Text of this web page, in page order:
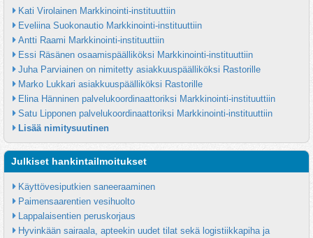
Kati Virolainen Markkinointi-instituuttiin
Eveliina Suokonautio Markkinointi-instituuttiin
Antti Raami Markkinointi-instituuttiin
Essi Räsänen osaamispäälliköksi Markkinointi-instituuttiin
Juha Parviainen on nimitetty asiakkuuspäälliköksi Rastorille
Marko Lukkari asiakkuuspäälliköksi Rastorille
Elina Hänninen palvelukoordinaattoriksi Markkinointi-instituuttiin
Satu Lipponen palvelukoordinaattoriksi Markkinointi-instituuttiin
Lisää nimitysuutinen
Julkiset hankintailmoitukset
Käyttövesiputkien saneeraaminen
Paimensaarentien vesihuolto
Lappalaisentien peruskorjaus
Hyvinkään sairaala, apteekin uudet tilat sekä logistiikkapiha ja